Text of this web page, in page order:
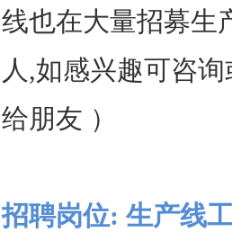
线也在大量招募生
人,如感兴趣可咨
给朋友 ）
招聘岗位: 生产线